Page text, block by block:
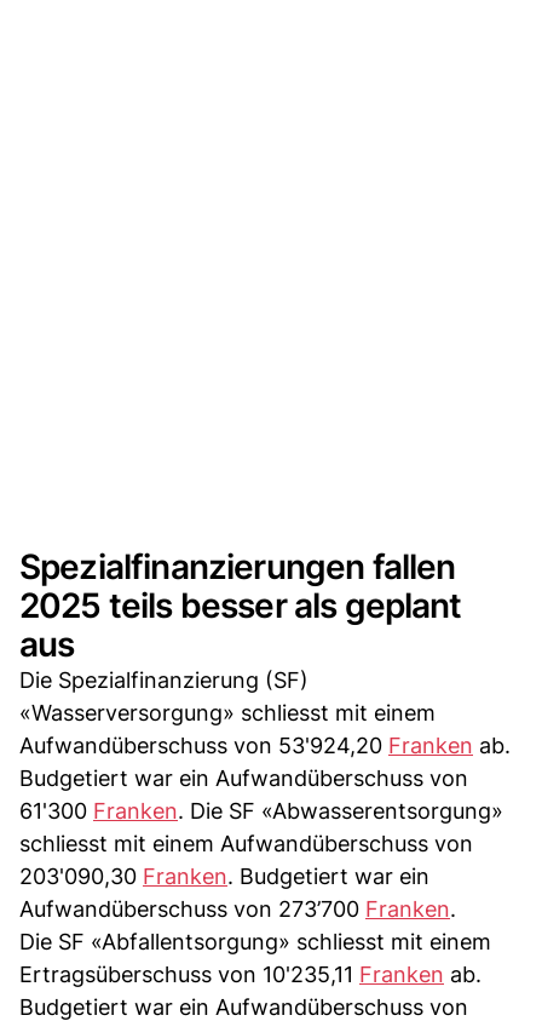
Spezialfinanzierungen fallen
2025 teils besser als geplant
aus
Die Spezialfinanzierung (SF)
«Wasserversorgung» schliesst mit einem
Aufwandüberschuss von 53'924,20 Franken ab.
Budgetiert war ein Aufwandüberschuss von
61'300 Franken. Die SF «Abwasserentsorgung»
schliesst mit einem Aufwandüberschuss von
203'090,30 Franken. Budgetiert war ein
Aufwandüberschuss von 273’700 Franken.
Die SF «Abfallentsorgung» schliesst mit einem
Ertragsüberschuss von 10'235,11 Franken ab.
Budgetiert war ein Aufwandüberschuss von